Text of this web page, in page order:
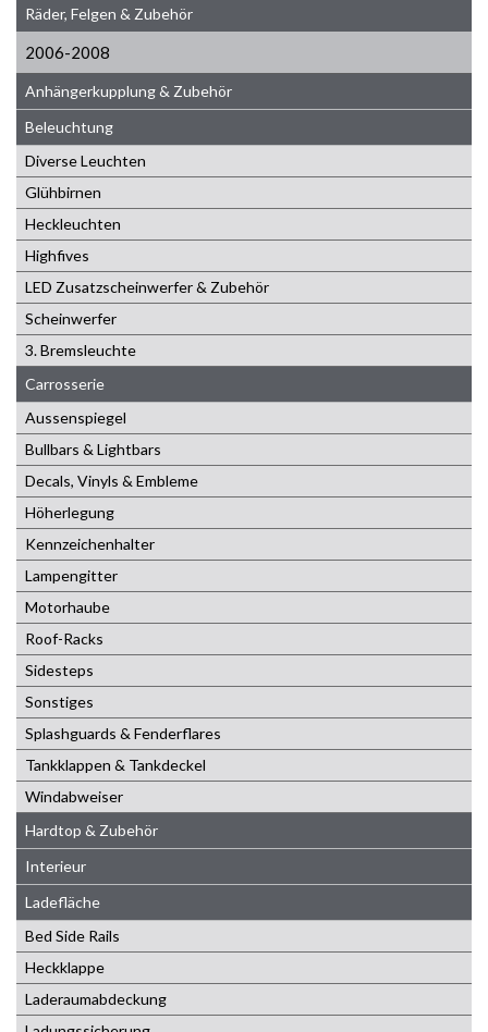
Räder, Felgen & Zubehör
2006-2008
Anhängerkupplung & Zubehör
Beleuchtung
Diverse Leuchten
Glühbirnen
Heckleuchten
Highfives
LED Zusatzscheinwerfer & Zubehör
Scheinwerfer
3. Bremsleuchte
Carrosserie
Aussenspiegel
Bullbars & Lightbars
Decals, Vinyls & Embleme
Höherlegung
Kennzeichenhalter
Lampengitter
Motorhaube
Roof-Racks
Sidesteps
Sonstiges
Splashguards & Fenderflares
Tankklappen & Tankdeckel
Windabweiser
Hardtop & Zubehör
Interieur
Ladefläche
Bed Side Rails
Heckklappe
Laderaumabdeckung